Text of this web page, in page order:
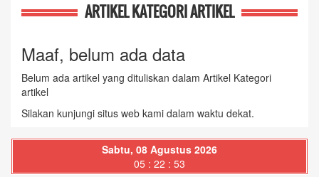
ARTIKEL KATEGORI ARTIKEL
Maaf, belum ada data
Belum ada artikel yang dituliskan dalam Artikel Kategori
artikel
Silakan kunjungi situs web kami dalam waktu dekat.
Sabtu, 08 Agustus 2026
05 : 22 : 54